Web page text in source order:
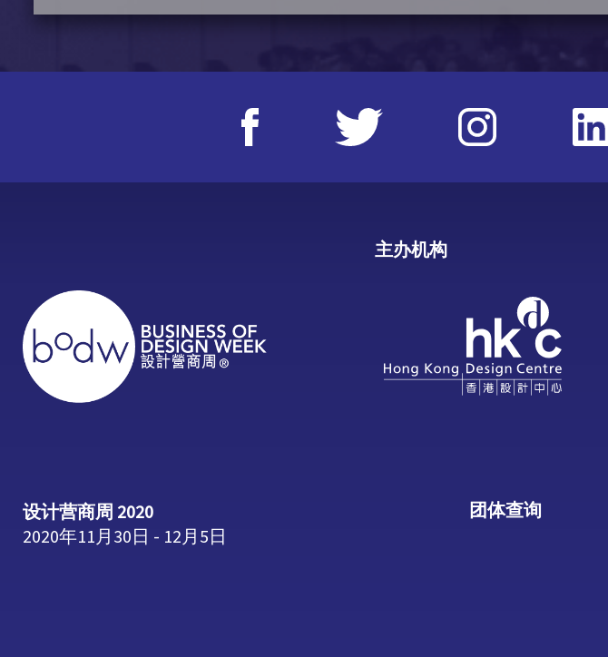
主办机构
设计营商周 2020
2020年11月30日 - 12月5日
团体查询